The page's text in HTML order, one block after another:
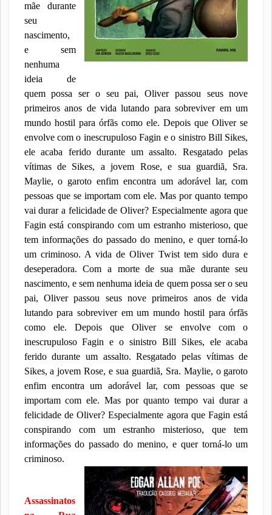
mãe durante
seu
nascimento,
e sem
nenhuma
ideia de
quem possa ser o seu pai, Oliver passou seus nove
primeiros anos de vida lutando para sobreviver em um
mundo hostil para órfãs como ele. Depois que Oliver se
envolve com o inescrupuloso Fagin e o sinistro Bill Sikes,
ele acaba ferido durante um assalto. Resgatado pelas
vítimas de Sikes, a jovem Rose, e sua guardiã, Sra.
Maylie, o garoto enfim encontra um adorável lar, com
pessoas que se importam com ele. Mas por quanto tempo
vai durar a felicidade de Oliver? Especialmente agora que
Fagin está conspirando com um estranho misterioso, que
tem informações do passado do menino, e quer torná-lo
um criminoso. A vida de Oliver Twist tem sido dura e
deseperadora. Com a morte de sua mãe durante seu
nascimento, e sem nenhuma ideia de quem possa ser o seu
pai, Oliver passou seus nove primeiros anos de vida
lutando para sobreviver em um mundo hostil para órfãs
como ele. Depois que Oliver se envolve com o
inescrupuloso Fagin e o sinistro Bill Sikes, ele acaba
ferido durante um assalto. Resgatado pelas vítimas de
Sikes, a jovem Rose, e sua guardiã, Sra. Maylie, o garoto
enfim encontra um adorável lar, com pessoas que se
importam com ele. Mas por quanto tempo vai durar a
felicidade de Oliver? Especialmente agora que Fagin está
conspirando com um estranho misterioso, que tem
informações do passado do menino, e quer torná-lo um
criminoso.
Assassinatos